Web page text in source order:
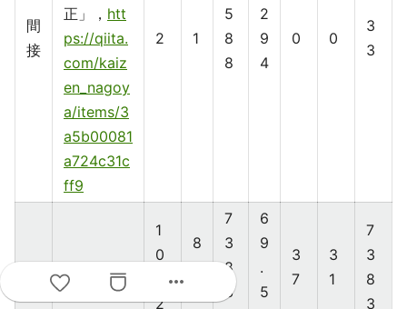
間
接
正」， htt
ps://qiita.
com/kaiz
en_nagoy
a/items/3
a5b00081
a724c31c
ff9
2 1
5
8
8
2
9
4
0 0
3
3
1
0
2
8
4
7
3
8
3
6
9
.
5
3
7
3
1
7
3
8
3
more_horiz